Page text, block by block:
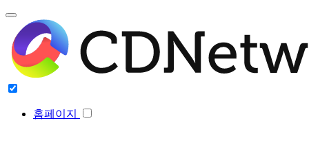
홈페이지